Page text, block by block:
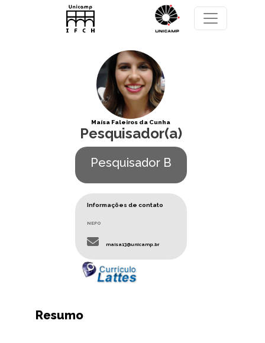
Pular para o conteúdo principal
Maísa Faleiros da Cunha
Pesquisador(a)
Pesquisador B
Informações de contato
NEPO
maisa13@unicamp.br
Resumo